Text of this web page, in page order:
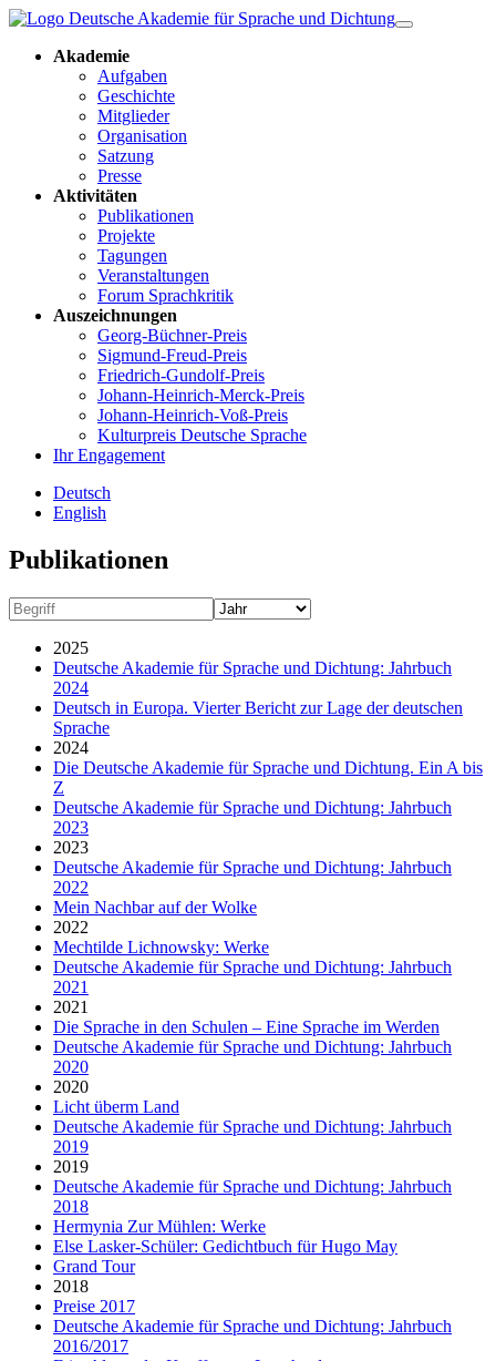
Akademie
Aufgaben
Geschichte
Mitglieder
Organisation
Satzung
Presse
Aktivitäten
Publikationen
Projekte
Tagungen
Veranstaltungen
Forum Sprachkritik
Auszeichnungen
Georg-Büchner-Preis
Sigmund-Freud-Preis
Friedrich-Gundolf-Preis
Johann-Heinrich-Merck-Preis
Johann-Heinrich-Voß-Preis
Kulturpreis Deutsche Sprache
Ihr Engagement
Deutsch
English
Publikationen
2025
Deutsche Akademie für Sprache und Dichtung: Jahrbuch
2024
Deutsch in Europa. Vierter Bericht zur Lage der deutschen
Sprache
2024
Die Deutsche Akademie für Sprache und Dichtung. Ein A bis
Z
Deutsche Akademie für Sprache und Dichtung: Jahrbuch
2023
2023
Deutsche Akademie für Sprache und Dichtung: Jahrbuch
2022
Mein Nachbar auf der Wolke
2022
Mechtilde Lichnowsky: Werke
Deutsche Akademie für Sprache und Dichtung: Jahrbuch
2021
2021
Die Sprache in den Schulen – Eine Sprache im Werden
Deutsche Akademie für Sprache und Dichtung: Jahrbuch
2020
2020
Licht überm Land
Deutsche Akademie für Sprache und Dichtung: Jahrbuch
2019
2019
Deutsche Akademie für Sprache und Dichtung: Jahrbuch
2018
Hermynia Zur Mühlen: Werke
Else Lasker-Schüler: Gedichtbuch für Hugo May
Grand Tour
2018
Preise 2017
Deutsche Akademie für Sprache und Dichtung: Jahrbuch
2016/2017